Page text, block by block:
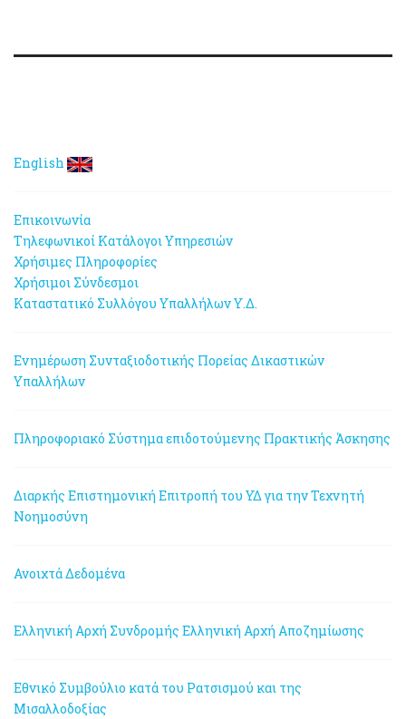
English
Επικοινωνία
Τηλεφωνικοί Κατάλογοι Υπηρεσιών
Χρήσιμες Πληροφορίες
Χρήσιμοι Σύνδεσμοι
Καταστατικό Συλλόγου Υπαλλήλων Υ.Δ.
Ενημέρωση Συνταξιοδοτικής Πορείας Δικαστικών
Υπαλλήλων
Πληροφοριακό Σύστημα επιδοτούμενης Πρακτικής Άσκησης
Διαρκής Επιστημονική Επιτροπή του ΥΔ για την Τεχνητή
Νοημοσύνη
Ανοιχτά Δεδομένα
Ελληνική Αρχή Συνδρομής Ελληνική Αρχή Αποζημίωσης
Εθνικό Συμβούλιο κατά του Ρατσισμού και της
Μισαλλοδοξίας